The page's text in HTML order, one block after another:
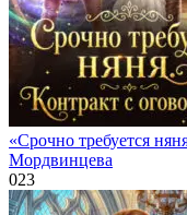
«Срочно требуется
Мордвинцева
023